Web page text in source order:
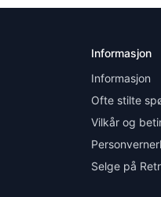
Informasjon
Informasjon
Ofte stilte
Vilkår og
Selge på